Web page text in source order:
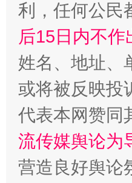
一批国家标准开
利，任何公民
后15日内不
姓名、地址、
或将被反映投
代表本网赞同
流传媒舆论为
营造良好舆论